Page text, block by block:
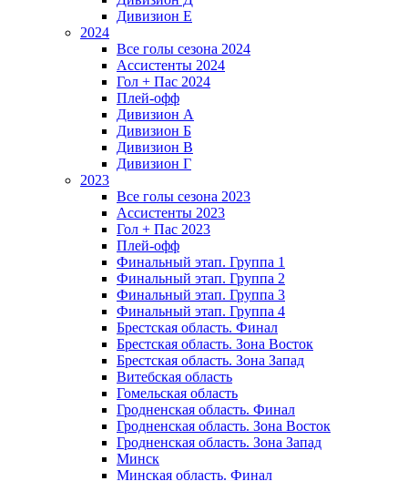
Дивизион Е
2024
Все голы сезона 2024
Ассистенты 2024
Гол + Пас 2024
Плей-офф
Дивизион A
Дивизион Б
Дивизион В
Дивизион Г
2023
Все голы сезона 2023
Ассистенты 2023
Гол + Пас 2023
Плей-офф
Финальный этап. Группа 1
Финальный этап. Группа 2
Финальный этап. Группа 3
Финальный этап. Группа 4
Брестская область. Финал
Брестская область. Зона Восток
Брестская область. Зона Запад
Витебская область
Гомельская область
Гродненская область. Финал
Гродненская область. Зона Восток
Гродненская область. Зона Запад
Минск
Минская область. Финал